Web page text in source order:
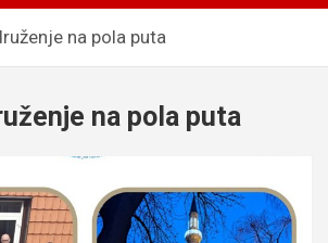
na pola puta
na pola puta